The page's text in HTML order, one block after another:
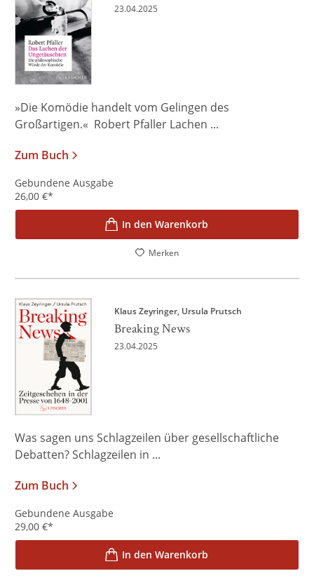
23.04.2025
»Die Komödie handelt vom Gelingen des
Großartigen.« Robert Pfaller Lachen ...
Zum Buch
Gebundene Ausgabe
26,00 €*
In den Warenkorb
Merken
Klaus Zeyringer Ursula Prutsch
Breaking News
23.04.2025
Was sagen uns Schlagzeilen über gesellschaftliche
Debatten? Schlagzeilen in ...
Zum Buch
Gebundene Ausgabe
29,00 €*
In den Warenkorb